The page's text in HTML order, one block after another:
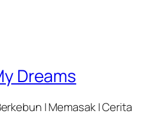
Dreams
| Memasak | Cerita